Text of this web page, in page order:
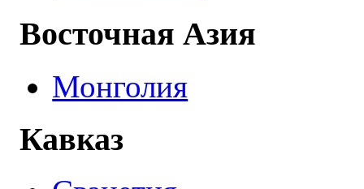
Восточная Азия
Монголия
Кавказ